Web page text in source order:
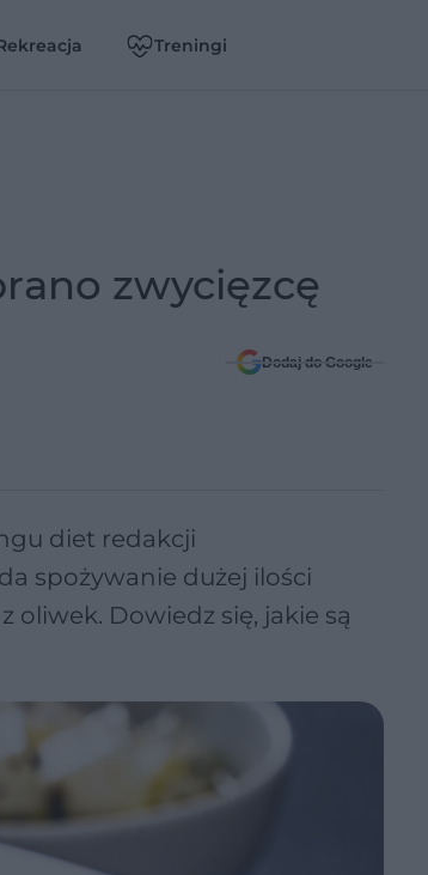
Treningi
zwycięzcę
Dodaj do Google
diet redakcji
spożywanie dużej ilości
oliwek. Dowiedz się, jakie są